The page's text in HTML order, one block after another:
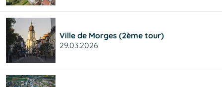
Ville de Morges (2ème tour)
29.03.2026